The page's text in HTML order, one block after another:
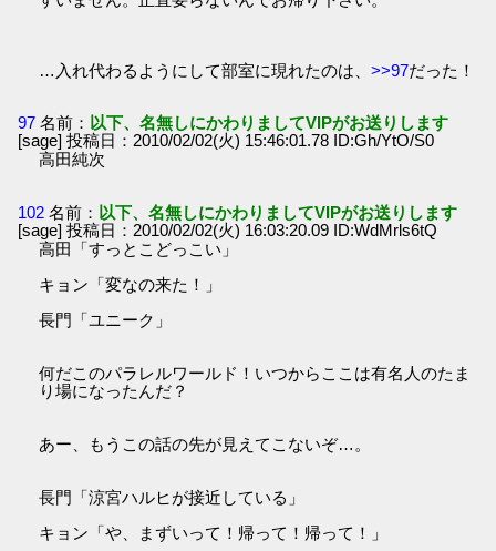
…入れ代わるようにして部室に現れたのは、>>97だった！
97 名前： 以下、名無しにかわりましてVIPがお送りします
[sage] 投稿日：2010/02/02(火) 15:46:01.78 ID:Gh/YtO/S0
高田純次
102 名前： 以下、名無しにかわりましてVIPがお送りします
[sage] 投稿日：2010/02/02(火) 16:03:20.09 ID:WdMrls6tQ
高田「すっとこどっこい」
キョン「変なの来た！」
長門「ユニーク」
何だこのパラレルワールド！いつからここは有名人のたま
り場になったんだ？
あー、もうこの話の先が見えてこないぞ…。
長門「涼宮ハルヒが接近している」
キョン「や、まずいって！帰って！帰って！」